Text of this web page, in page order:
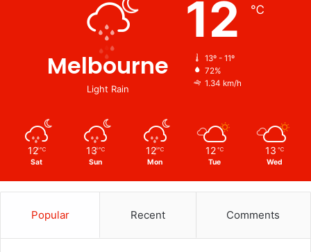
Melbourne
Light Rain
12 ℃
13º - 11º
72%
1.34 km/h
12 ℃
Sat
13 ℃
Sun
12 ℃
Mon
12 ℃
Tue
13 ℃
Wed
Popular Recent Comments